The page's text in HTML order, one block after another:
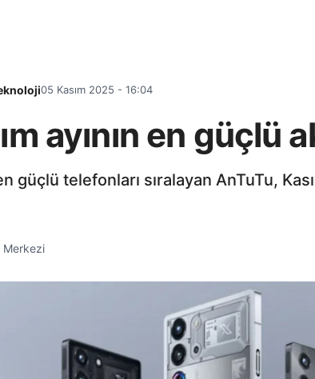
05 Kasım 2025 - 16:04
ayının en güçlü
güçlü telefonları sıralayan AnTuTu,
Merkezi